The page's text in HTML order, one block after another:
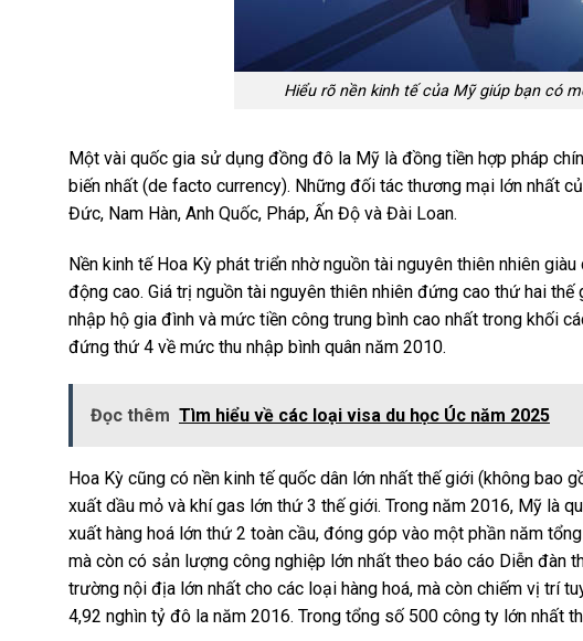
Hiểu rõ nền kinh tế của Mỹ giúp bạn có
Một vài quốc gia sử dụng đồng đô la Mỹ là đồng tiền hợp pháp
biến nhất (de facto currency). Những đối tác thương mại lớn nhất
Đức, Nam Hàn, Anh Quốc, Pháp, Ấn Độ và Đài Loan.
Nền kinh tế Hoa Kỳ phát triển nhờ nguồn tài nguyên thiên nhiên
động cao. Giá trị nguồn tài nguyên thiên nhiên đứng cao thứ hai
nhập hộ gia đình và mức tiền công trung bình cao nhất trong khối
đứng thứ 4 về mức thu nhập bình quân năm 2010.
Đọc thêm Tìm hiểu về các loại visa du học Úc năm 2025
Hoa Kỳ cũng có nền kinh tế quốc dân lớn nhất thế giới (không bao
xuất dầu mỏ và khí gas lớn thứ 3 thế giới. Trong năm 2016, Mỹ là
xuất hàng hoá lớn thứ 2 toàn cầu, đóng góp vào một phần năm
mà còn có sản lượng công nghiệp lớn nhất theo báo cáo Diễn đàn
trường nội địa lớn nhất cho các loại hàng hoá, mà còn chiếm vị trí
4,92 nghìn tỷ đô la năm 2016. Trong tổng số 500 công ty lớn nhất